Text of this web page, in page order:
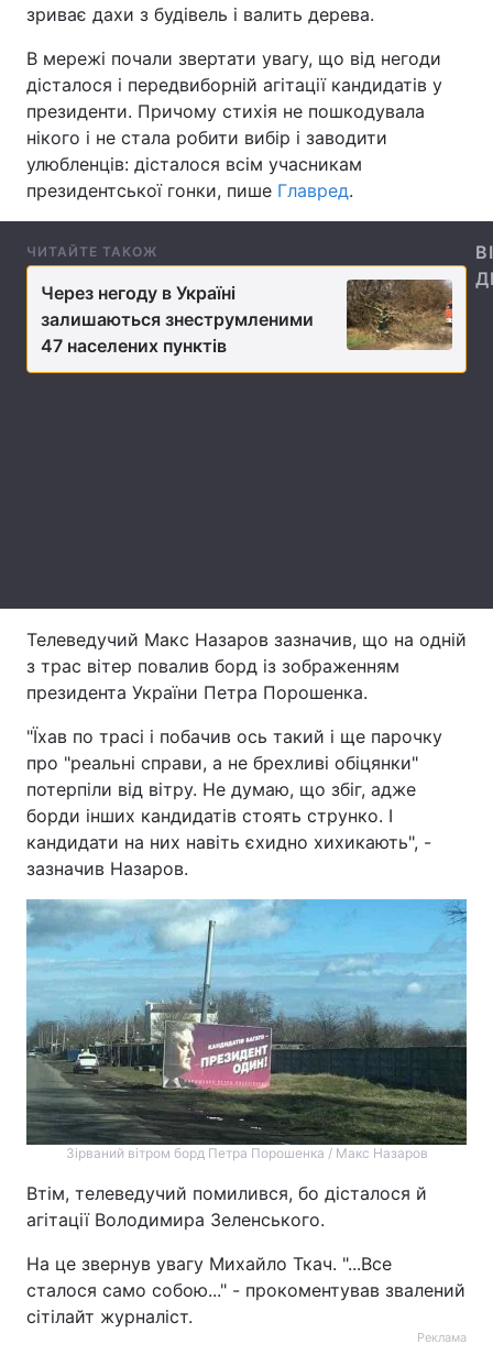
Україна Політика
Економіка Світ
Спорт
Техно і зв'язок Лайт
Зброя Інциденти
Здоров'я Туризм
Цікавинки Погода
Екологія Регіони
Послуги
Тема оформлення
зриває дахи з будівель і валить дерева.
В мережі почали звертати увагу, що від негоди
дісталося і передвиборній агітації кандидатів у
президенти. Причому стихія не пошкодувала
нікого і не стала робити вибір і заводити
улюбленців: дісталося всім учасникам
президентської гонки, пише Главред.
ЧИТАЙТЕ ТАКОЖ
Через негоду в Україні
залишаються знеструмленими
47 населених пунктів
Телеведучий Макс Назаров зазначив, що на одній
з трас вітер повалив борд із зображенням
президента України Петра Порошенка.
"Їхав по трасі і побачив ось такий і ще парочку
про "реальні справи, а не брехливі обіцянки"
потерпіли від вітру. Не думаю, що збіг, адже
борди інших кандидатів стоять струнко. І
кандидати на них навіть єхидно хихикають", -
зазначив Назаров.
Зірваний вітром борд Петра Порошенка / Макс Назаров
Втім, телеведучий помилився, бо дісталося й
агітації Володимира Зеленського.
На це звернув увагу Михайло Ткач. "...Все
сталося само собою..." - прокоментував звалений
сітілайт журналіст.
Реклама